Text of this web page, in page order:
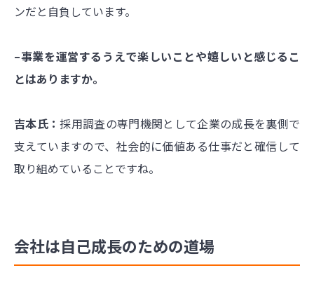
ンだと自負しています。
–事業を運営するうえで楽しいことや嬉しいと感じるこ
とはありますか。
吉本氏：採用調査の専門機関として企業の成長を裏側で
支えていますので、社会的に価値ある仕事だと確信して
取り組めていることですね。
会社は自己成長のための道場